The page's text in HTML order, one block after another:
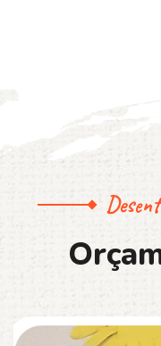
Orça